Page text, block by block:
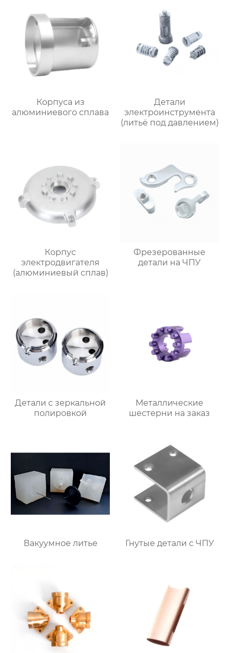
Корпуса из
алюминиевого сплава
Детали
электроинструмента
(литьё под давлением)
Корпус
электродвигателя
(алюминиевый сплав)
Фрезерованные
детали на ЧПУ
Детали с зеркальной
полировкой
Металлические
шестерни на заказ
Вакуумное литье Гнутые детали с ЧПУ